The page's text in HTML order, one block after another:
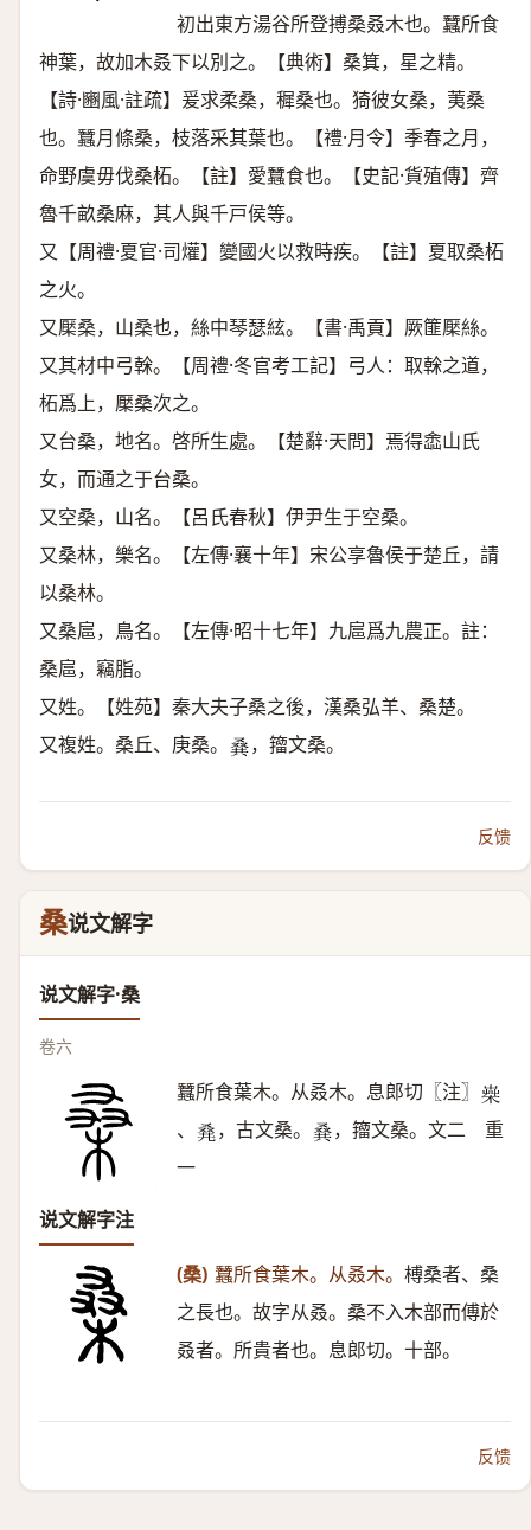
初出東方湯谷所登搏桑叒木也。蠶所食
神葉，故加木叒下以別之。【典術】桑箕，星之精。
【詩·豳風·註疏】爰求柔桑，穉桑也。猗彼女桑，荑桑
也。蠶月條桑，枝落采其葉也。【禮·月令】季春之月，
命野虞毋伐桑柘。【註】愛蠶食也。【史記·貨殖傳】齊
魯千畝桑麻，其人與千戸侯等。
又【周禮·夏官·司爟】變國火以救時疾。【註】夏取桑柘
之火。
又檿桑，山桑也，絲中琴瑟絃。【書·禹貢】厥篚檿絲。
又其材中弓榦。【周禮·冬官考工記】弓人：取榦之道，
柘爲上，檿桑次之。
又台桑，地名。啓所生處。【楚辭·天問】焉得嵞山氏
女，而通之于台桑。
又空桑，山名。【呂氏春秋】伊尹生于空桑。
又桑林，樂名。【左傳·襄十年】宋公享魯侯于楚丘，請
以桑林。
又桑扈，鳥名。【左傳·昭十七年】九扈爲九農正。註：
桑扈，竊脂。
又姓。【姓苑】秦大夫子桑之後，漢桑弘羊、桑楚。
又複姓。桑丘、庚桑。 𠭨 ，籀文桑。
反馈
桑说文解字
说文解字·桑
卷六
蠶所食葉木。从叒木。息郎切〖注〗 𣕐
、 𠭌 ，古文桑。 𠭨 ，籀文桑。文二 重
一
说文解字注
(桑) 蠶所食葉木。从叒木。 榑桑者、桑
之長也。故字从叒。桑不入木部而傅於
叒者。所貴者也。息郎切。十部。
反馈